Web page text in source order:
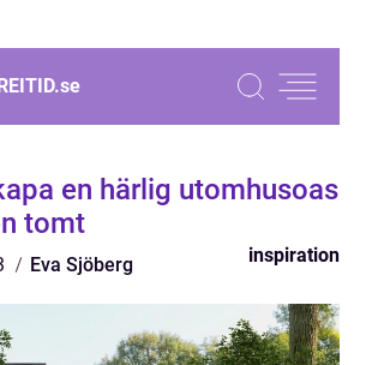
se
en härlig utomhusoas
tomt
Eva Sjöberg inspiration